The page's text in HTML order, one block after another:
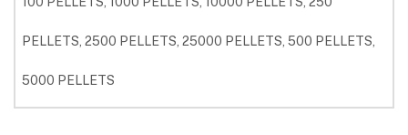
PELLETS, 2500 PELLETS, 25000 PELLETS, 500 PELLETS,
5000 PELLETS